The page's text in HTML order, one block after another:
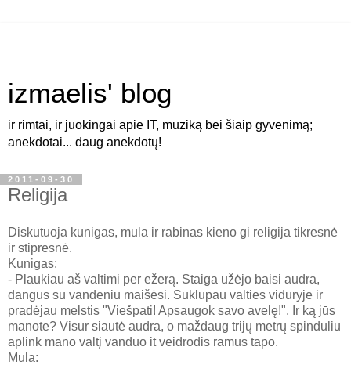
izmaelis' blog
ir rimtai, ir juokingai apie IT, muziką bei šiaip gyvenimą;
anekdotai... daug anekdotų!
2011-09-30
Religija
Diskutuoja kunigas, mula ir rabinas kieno gi religija tikresnė
ir stipresnė.
Kunigas:
- Plaukiau aš valtimi per ežerą. Staiga užėjo baisi audra,
dangus su vandeniu maišėsi. Suklupau valties viduryje ir
pradėjau melstis "Viešpati! Apsaugok savo avelę!". Ir ką jūs
manote? Visur siautė audra, o maždaug trijų metrų spinduliu
aplink mano valtį vanduo it veidrodis ramus tapo.
Mula: